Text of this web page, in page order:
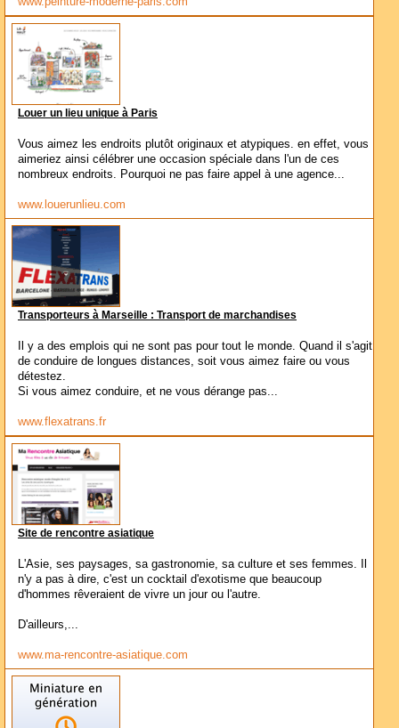
Louer un lieu unique à Paris
Vous aimez les endroits plutôt originaux et atypiques. en effet, vous
aimeriez ainsi célébrer une occasion spéciale dans l'un de ces
nombreux endroits. Pourquoi ne pas faire appel à une agence...
www.louerunlieu.com
Transporteurs à Marseille : Transport de marchandises
Il y a des emplois qui ne sont pas pour tout le monde. Quand il s'agit
de conduire de longues distances, soit vous aimez faire ou vous
détestez.
Si vous aimez conduire, et ne vous dérange pas...
www.flexatrans.fr
Site de rencontre asiatique
L'Asie, ses paysages, sa gastronomie, sa culture et ses femmes. Il
n'y a pas à dire, c'est un cocktail d'exotisme que beaucoup
d'hommes rêveraient de vivre un jour ou l'autre.
D'ailleurs,...
www.ma-rencontre-asiatique.com